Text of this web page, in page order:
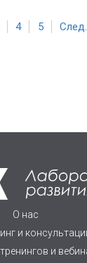
4 5 След.
О нас
и
и